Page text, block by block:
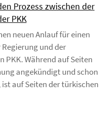
Prozess zwischen der
PKK
neuen Anlauf für einen
und der
Während auf Seiten
angekündigt und schon
auf Seiten der türkischen